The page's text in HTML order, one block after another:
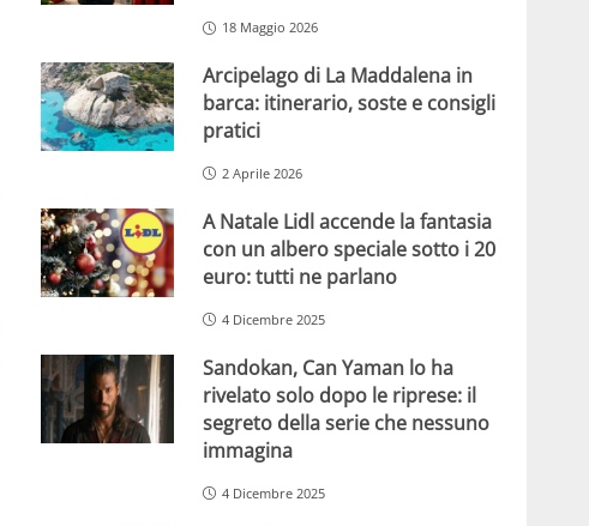
18 Maggio 2026
Arcipelago di La Maddalena in
barca: itinerario, soste e consigli
pratici
2 Aprile 2026
A Natale Lidl accende la fantasia
con un albero speciale sotto i 20
euro: tutti ne parlano
4 Dicembre 2025
Sandokan, Can Yaman lo ha
rivelato solo dopo le riprese: il
segreto della serie che nessuno
immagina
4 Dicembre 2025